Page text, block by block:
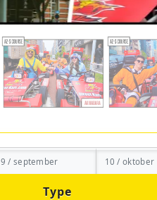
9 / september 10 / oktober
Type